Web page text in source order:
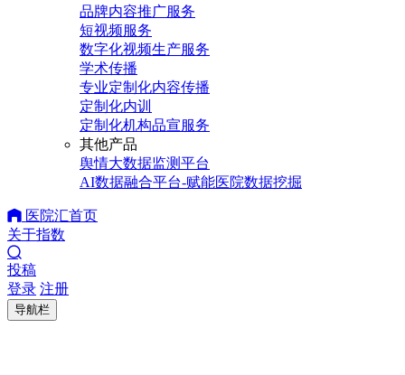
品牌内容推广服务
短视频服务
数字化视频生产服务
学术传播
专业定制化内容传播
定制化内训
定制化机构品宣服务
其他产品
舆情大数据监测平台
AI数据融合平台-赋能医院数据挖掘
医院汇首页
关于指数
投稿
登录 注册
导航栏